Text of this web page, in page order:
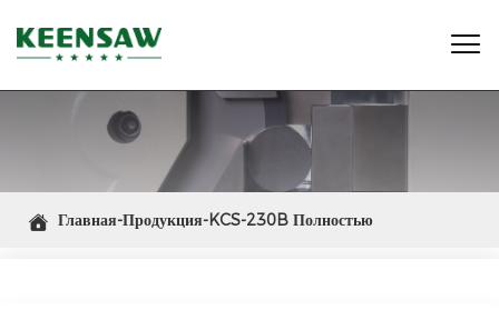

 Главная-Продукция-KCS-230B Полностью